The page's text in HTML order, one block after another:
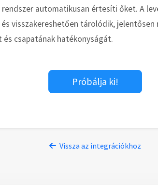
automatikusan értesíti őket. A
visszakereshetően tárolódik, jelentősen
csapatának hatékonyságát.
Próbálja ki!
Vissza az integrációkhoz